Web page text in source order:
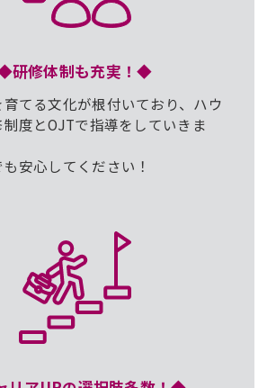
研修体制も充実！◆
てる文化が根付いており、ハウ
度とOJTで指導をしていきま
安心してください！